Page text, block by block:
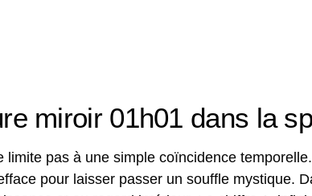
miroir 01h01 dans la
pas à une simple coïncidence
pour laisser passer un souffle mystique.